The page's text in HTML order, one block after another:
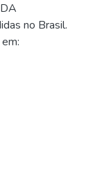
no Brasil.